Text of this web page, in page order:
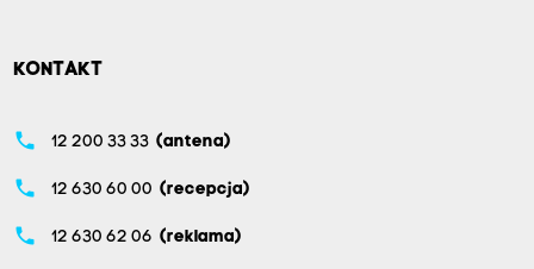
KONTAKT
phone 12 200 33 33 (antena)
phone 12 630 60 00 (recepcja)
phone 12 630 62 06 (reklama)